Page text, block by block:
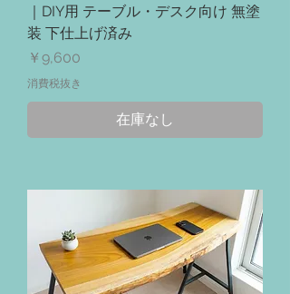
｜DIY用 テーブル・デスク向け 無塗
装 下仕上げ済み
価格
￥9,600
消費税抜き
在庫なし